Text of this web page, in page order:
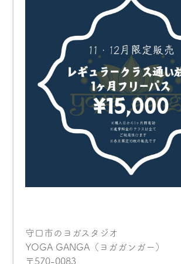
守口市のヨガスタジオ
YOGA GANGA（ヨガガンガー）
〒570-0083